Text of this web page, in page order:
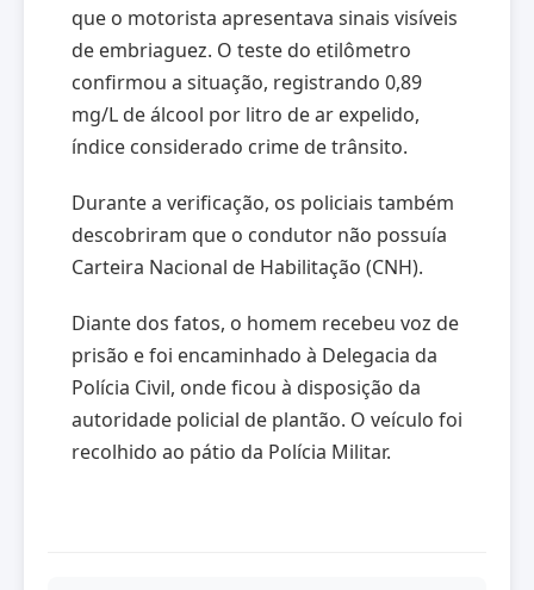
que o motorista apresentava sinais visíveis
de embriaguez. O teste do etilômetro
confirmou a situação, registrando 0,89
mg/L de álcool por litro de ar expelido,
índice considerado crime de trânsito.
Durante a verificação, os policiais também
descobriram que o condutor não possuía
Carteira Nacional de Habilitação (CNH).
Diante dos fatos, o homem recebeu voz de
prisão e foi encaminhado à Delegacia da
Polícia Civil, onde ficou à disposição da
autoridade policial de plantão. O veículo foi
recolhido ao pátio da Polícia Militar.